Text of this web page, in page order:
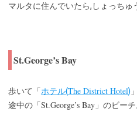
マルタに住んでいたら,しょっちゅ
St.George’s Bay
歩いて「ホテル(The District Hotel)
途中の「St.George’s Bay 」のビーチ